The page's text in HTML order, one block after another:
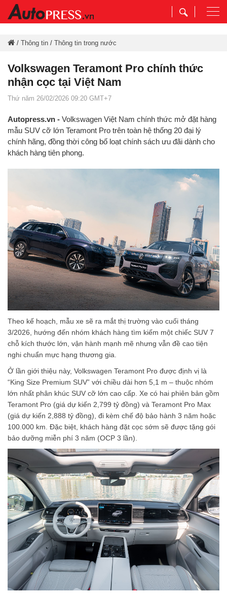
/ Thông tin / Thông tin trong nước
Volkswagen Teramont Pro chính thức
nhận cọc tại Việt Nam
Thứ năm 26/02/2026 09:20 GMT+7
Autopress.vn - Volkswagen Việt Nam chính thức mở đặt hàng
mẫu SUV cỡ lớn Teramont Pro trên toàn hệ thống 20 đại lý
chính hãng, đồng thời công bố loạt chính sách ưu đãi dành cho
khách hàng tiên phong.
Theo kế hoạch, mẫu xe sẽ ra mắt thị trường vào cuối tháng
3/2026, hướng đến nhóm khách hàng tìm kiếm một chiếc SUV 7
chỗ kích thước lớn, vận hành mạnh mẽ nhưng vẫn đề cao tiện
nghi chuẩn mực hạng thương gia.
Ở lần giới thiệu này, Volkswagen Teramont Pro được định vị là
“King Size Premium SUV” với chiều dài hơn 5,1 m – thuộc nhóm
lớn nhất phân khúc SUV cỡ lớn cao cấp. Xe có hai phiên bản gồm
Teramont Pro (giá dự kiến 2,799 tỷ đồng) và Teramont Pro Max
(giá dự kiến 2,888 tỷ đồng), đi kèm chế độ bảo hành 3 năm hoặc
100.000 km. Đặc biệt, khách hàng đặt cọc sớm sẽ được tặng gói
bảo dưỡng miễn phí 3 năm (OCP 3 lần).